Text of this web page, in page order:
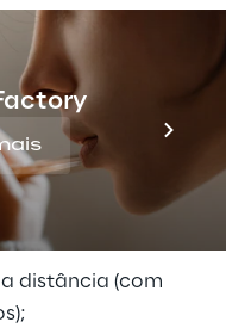
19, o
uma ferramenta
à adoção
usar.
distância (com